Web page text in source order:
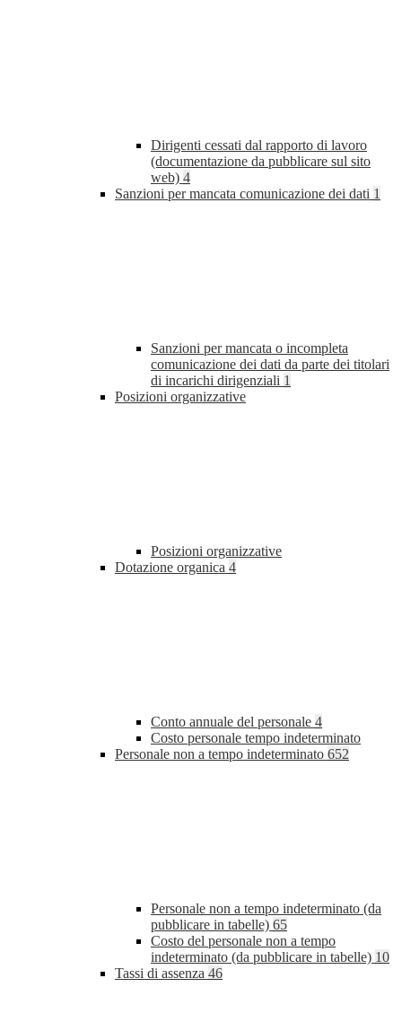
Dirigenti cessati dal rapporto di lavoro
(documentazione da pubblicare sul sito
web) 4
Sanzioni per mancata comunicazione dei dati 1
Sanzioni per mancata o incompleta
comunicazione dei dati da parte dei titolari
di incarichi dirigenziali 1
Posizioni organizzative
Posizioni organizzative
Dotazione organica 4
Conto annuale del personale 4
Costo personale tempo indeterminato
Personale non a tempo indeterminato 652
Personale non a tempo indeterminato (da
pubblicare in tabelle) 65
Costo del personale non a tempo
indeterminato (da pubblicare in tabelle) 10
Tassi di assenza 46